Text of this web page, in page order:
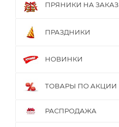
ПРЯНИКИ НА ЗАКАЗ
ПРАЗДНИКИ
НОВИНКИ
ТОВАРЫ ПО АКЦИИ
РАСПРОДАЖА